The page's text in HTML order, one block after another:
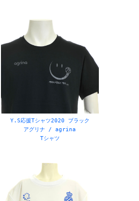
Y.S応援Tシャツ2020 ブラック
アグリナ / agrina
Tシャツ